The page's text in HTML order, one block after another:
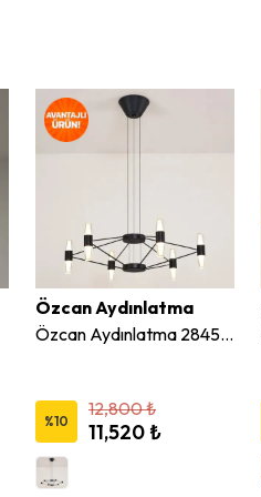
Özcan Aydınlatma
Özcan Aydınlatma 2845-6A-19 6'lı Yuvarlak Led Avize
%10
12,800 ₺
11,520 ₺